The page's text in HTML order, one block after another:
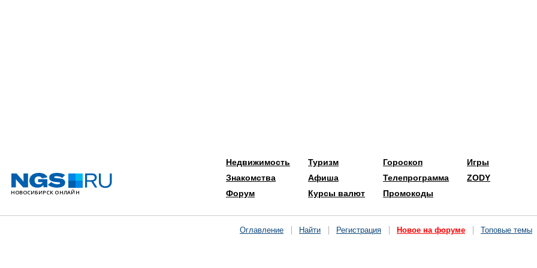
Недвижимость
Знакомства
Форум
Туризм
Афиша
Курсы валют
Гороскоп
Телепрограмма
Промокоды
Игры
ZODY
Оглавление Найти Регистрация Новое на форуме Топовые темы